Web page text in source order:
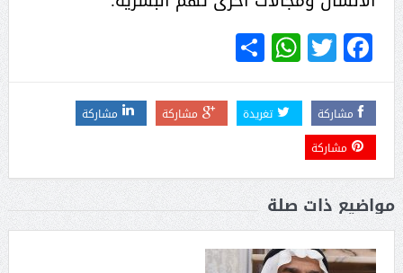
Facebook
Twitter
WhatsApp
Share
مشاركة تغريدة مشاركة
مشاركة
مشاركة
مواضيع ذات صلة